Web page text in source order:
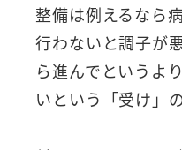
整備は例えるなら
行わないと調子が
ら進んでというよ
いという「受け」